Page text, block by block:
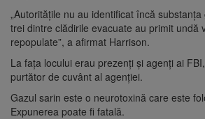
„Autorităţile nu au identificat încă
trei dintre clădirile evacuate au primit undă
repopulate”, a afirmat Harrison.
La faţa locului erau prezenţi şi agenţi ai
purtător de cuvânt al agenţiei.
Gazul sarin este o neurotoxină care este
Expunerea poate fi fatală.